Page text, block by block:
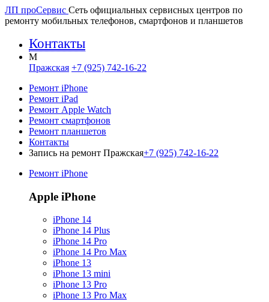
ЛП проСервис Сеть официальных сервисных центров по
ремонту мобильных телефонов, смартфонов и планшетов
Контакты
M
Пражская +7 (925) 742-16-22
Ремонт iPhone
Ремонт iPad
Ремонт Apple Watch
Ремонт смартфонов
Ремонт планшетов
Контакты
Запись на ремонт Пражская+7 (925) 742-16-22
Ремонт iPhone
Apple iPhone
iPhone 14
iPhone 14 Plus
iPhone 14 Pro
iPhone 14 Pro Max
iPhone 13
iPhone 13 mini
iPhone 13 Pro
iPhone 13 Pro Max